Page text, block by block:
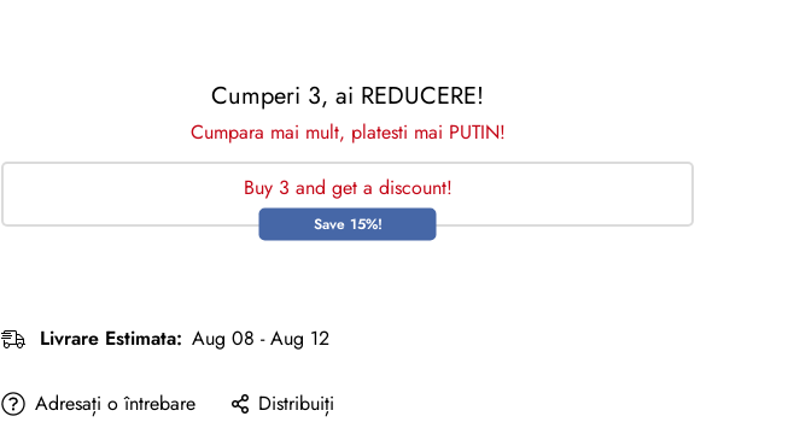
Cumperi 3, ai REDUCERE!
Cumpara mai mult, platesti mai PUTIN!
Buy 3 and get a discount!
Save 15%!
Livrare Estimata: Aug 08 - Aug 12
Adresați o întrebare Distribuiți